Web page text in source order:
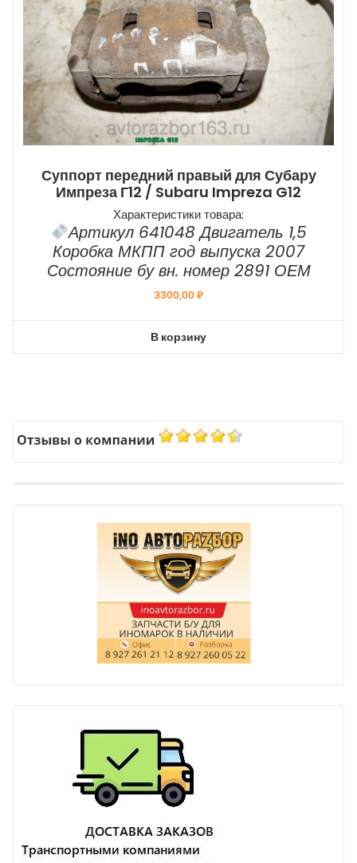
Суппорт передний правый для Субару
Импреза Г12 / Subaru Impreza G12
Характеристики товара:
Артикул 641048 Двигатель 1,5
Коробка МКПП год выпуска 2007
Состояние бу вн. номер 2891 ОЕМ
3300,00₽
В корзину